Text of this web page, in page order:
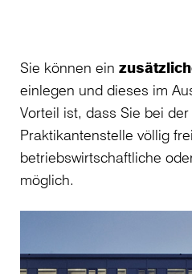
Sie können ein
einlegen und dieses im
Vorteil ist, dass Sie bei
Praktikantenstelle völlig
betriebswirtschaftliche
möglich.